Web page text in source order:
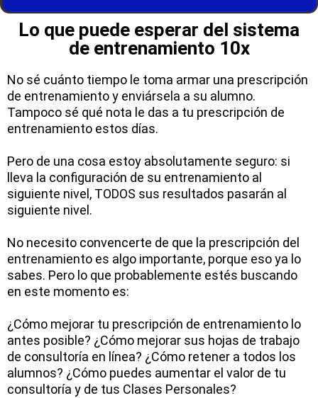
Lo que puede esperar del sistema
de entrenamiento 10x
No sé cuánto tiempo le toma armar una prescripción
de entrenamiento y enviársela a su alumno.
Tampoco sé qué nota le das a tu prescripción de
entrenamiento estos días.
Pero de una cosa estoy absolutamente seguro: si
lleva la configuración de su entrenamiento al
siguiente nivel, TODOS sus resultados pasarán al
siguiente nivel.
No necesito convencerte de que la prescripción del
entrenamiento es algo importante, porque eso ya lo
sabes. Pero lo que probablemente estés buscando
en este momento es:
¿Cómo mejorar tu prescripción de entrenamiento lo
antes posible? ¿Cómo mejorar sus hojas de trabajo
de consultoría en línea? ¿Cómo retener a todos los
alumnos? ¿Cómo puedes aumentar el valor de tu
consultoría y de tus Clases Personales?